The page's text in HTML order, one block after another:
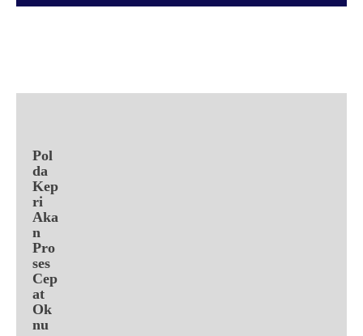
Pol
da
Kep
ri
Aka
n
Pro
ses
Cep
at
Ok
nu